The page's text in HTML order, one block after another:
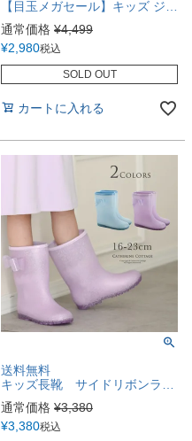
【目玉メガセール】キッズ ジュニア 女の子 おしゃれなショートブーツ 19 20 21 22 23 cm ファーとリボンがかわいい大人かわいいカジュアルブーツ TAK
通常価格 ¥4,499
¥2,980税込
SOLD OUT
カートに入れる
送料無料
キッズ長靴 サイドリボンラメレインブーツ ジュニア レディース TAK
通常価格 ¥3,380
¥3,380税込